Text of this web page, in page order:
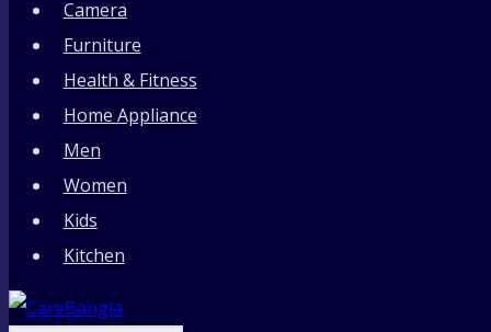
Camera
Furniture
Health & Fitness
Home Appliance
Men
Women
Kids
Kitchen